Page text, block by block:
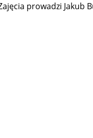
prowadzi Jakub